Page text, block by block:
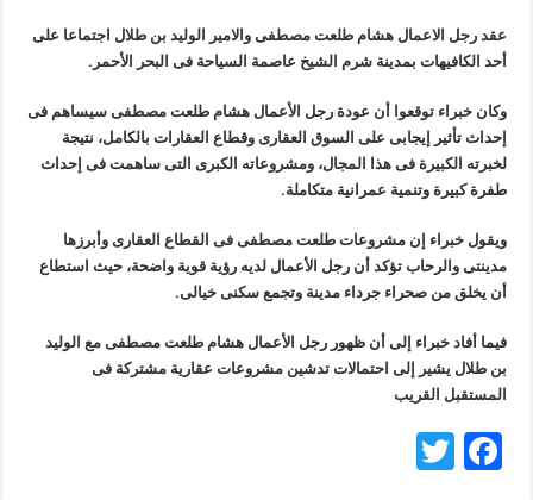
عقد رجل الاعمال هشام طلعت مصطفى والامير الوليد بن طلال اجتماعا على
أحد الكافيهات بمدينة شرم الشيخ عاصمة السياحة فى البحر الأحمر.
وكان خبراء توقعوا أن عودة رجل الأعمال هشام طلعت مصطفى سيساهم فى
إحداث تأثير إيجابى على السوق العقارى وقطاع العقارات بالكامل، نتيجة
لخبرته الكبيرة فى هذا المجال، ومشروعاته الكبرى التى ساهمت فى إحداث
طفرة كبيرة وتنمية عمرانية متكاملة.
ويقول خبراء إن مشروعات طلعت مصطفى فى القطاع العقارى وأبرزها
مدينتى والرحاب تؤكد أن رجل الأعمال لديه رؤية قوية واضحة، حيث استطاع
أن يخلق من صحراء جرداء مدينة وتجمع سكنى خيالى.
فيما أفاد خبراء إلى أن ظهور رجل الأعمال هشام طلعت مصطفى مع الوليد
بن طلال يشير إلى احتمالات تدشين مشروعات عقارية مشتركة فى
المستقبل القريب
F